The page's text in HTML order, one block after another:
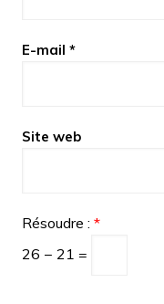
E-mail *
Site web
Résoudre : *
26 − 21 =